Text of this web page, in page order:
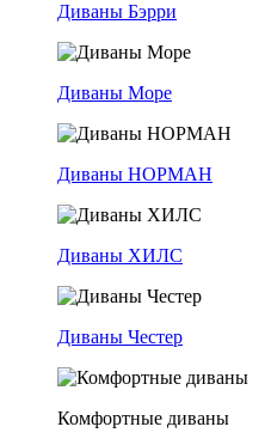
Диваны Бэрри
Диваны Море
Диваны НОРМАН
Диваны ХИЛС
Диваны Честер
Комфортные диваны